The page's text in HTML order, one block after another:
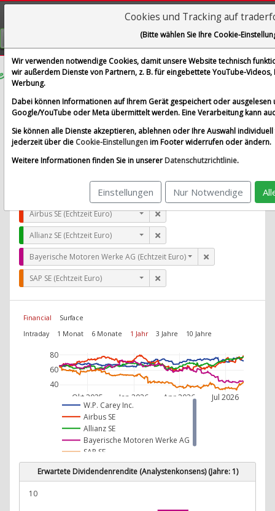
W.P. Carey Inc.
im Vergleich mit Airbus SE, Allianz SE, Bayerische
Aktualisieren
W.P. Carey Inc. (Echtzeit USD)
Airbus SE (Echtzeit Euro)
Allianz SE (Echtzeit Euro)
Bayerische Motoren Werke AG (Echtzeit Euro)
SAP SE (Echtzeit Euro)
Financial
Surface
Intraday
1 Monat 6 Monate 1 Jahr 3 Jahre 10 Jahre
Okt 2025 Jan 2026 Apr 2026 Jul 2026
40
60
80
W.P. Carey Inc.
Airbus SE
Allianz SE
Bayerische Motoren Werke AG
SAP SE
Erwartete Dividendenrendite (Analystenkonsens) (Jahre: 1)
10
Cookies und Tracking auf
(Bitte wählen Sie Ihre Cookie-
Wir verwenden notwendige Cookies, damit unsere Website technisch
wir außerdem Dienste von Partnern, z. B. für eingebettete YouTube-
Werbung.
Dabei können Informationen auf Ihrem Gerät gespeichert oder
Google/YouTube oder Meta übermittelt werden. Eine Verarbeitung kann
Sie können alle Dienste akzeptieren, ablehnen oder Ihre Auswahl
jederzeit über die Cookie-Einstellungenim Footer widerrufen oder ändern.
Weitere Informationen finden Sie in unserer Datenschutzrichtlinie.
Einstellungen Nur Notwendige